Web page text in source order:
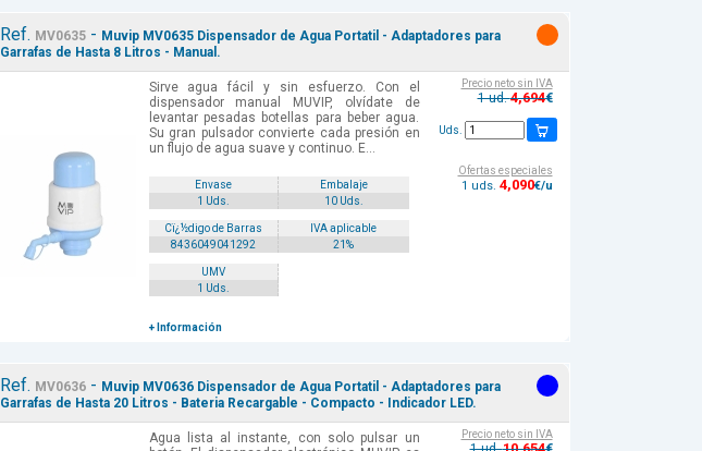
Ref. MV0635- Muvip MV0635 Dispensador de Agua Portatil - Adaptadores para
Garrafas de Hasta 8 Litros - Manual.
Sirve agua fácil y sin esfuerzo. Con el
dispensador manual MUVIP, olvídate de
levantar pesadas botellas para beber agua.
Su gran pulsador convierte cada presión en
un flujo de agua suave y continuo. E...
Envase
Embalaje
1 Uds.
10 Uds.
Cï¿½digo de Barras
IVA aplicable
8436049041292
21%
UMV
1 Uds.
+ Información
Precio neto sin IVA
1 ud.4,694€
Uds.
Ofertas especiales
1 uds. 4,090€/u
Ref. MV0636- Muvip MV0636 Dispensador de Agua Portatil - Adaptadores para
Garrafas de Hasta 20 Litros - Bateria Recargable - Compacto - Indicador LED.
Agua lista al instante, con solo pulsar un
Precio neto sin IVA